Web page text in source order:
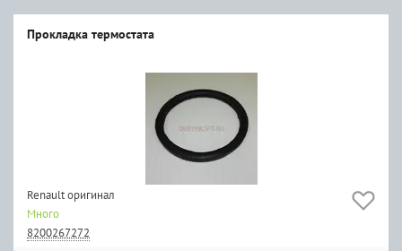
Прокладка термостата
Renault оригинал
Много
8200267272